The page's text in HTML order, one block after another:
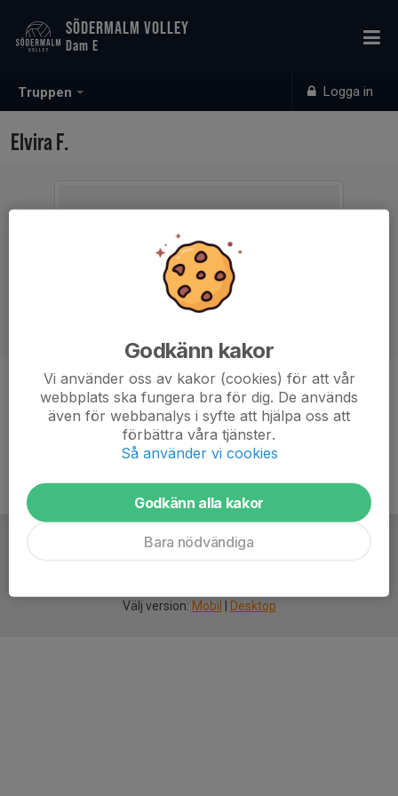
Truppen Logga in
SÖDERMALM VOLLEY
Dam E
Elvira F.
Ålder 15 år
Välj version: Mobil Desktop
Godkänn kakor
Vi använder oss av kakor (cookies) för att vår
webbplats ska fungera bra för dig. De används
även för webbanalys i syfte att hjälpa oss att
förbättra våra tjänster.
Så använder vi cookies
Godkänn alla kakor
Bara nödvändiga